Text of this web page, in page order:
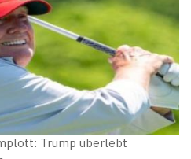
Trump überlebt